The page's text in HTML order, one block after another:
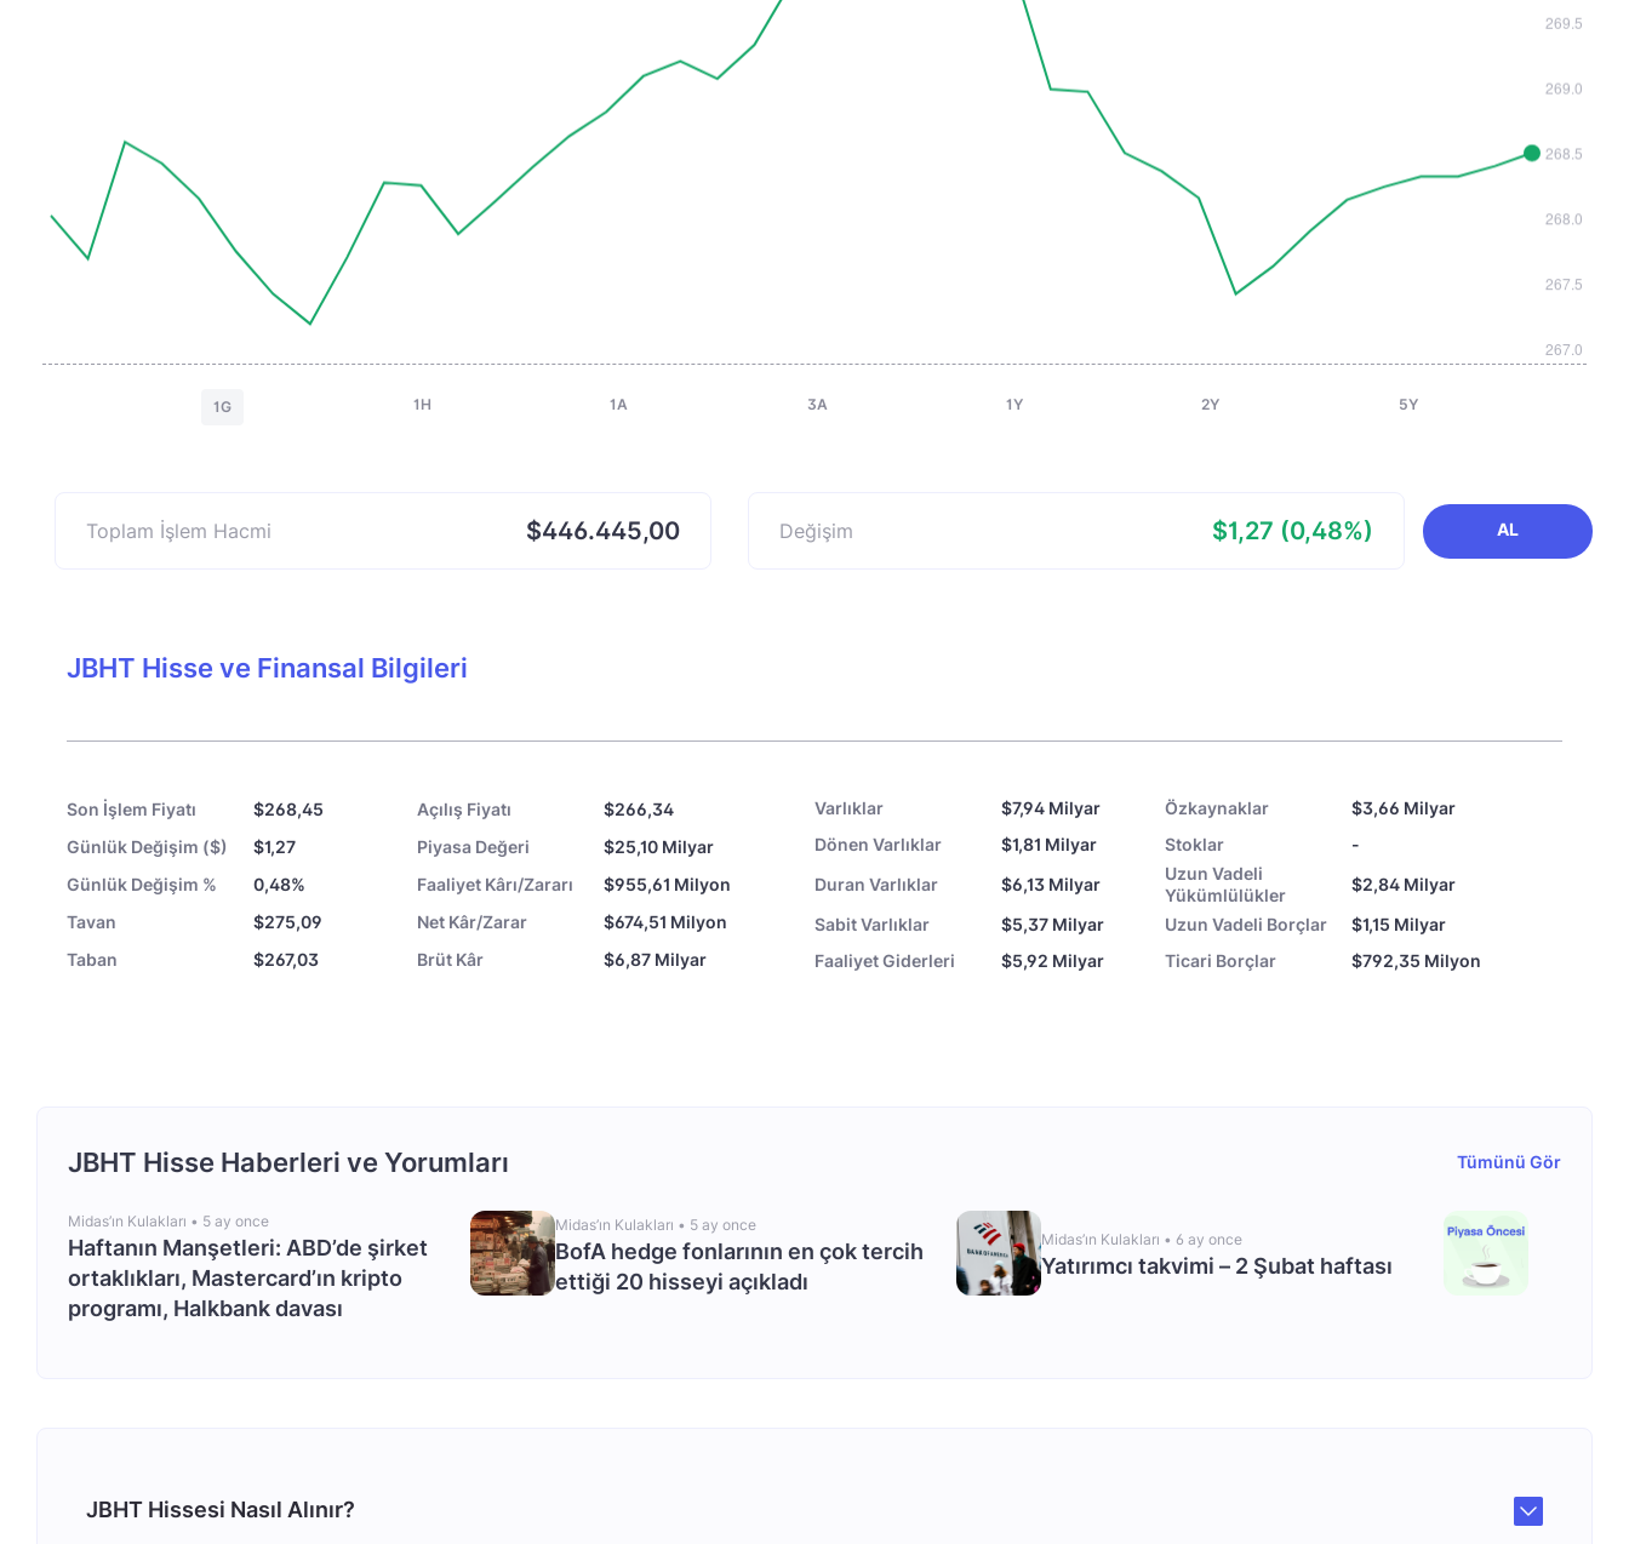
1G 1H 1A 3A 1Y 2Y 5Y
Toplam İşlem Hacmi $446.445,00 Değişim $1,27 (0,48%) AL
JBHT Hisse ve Finansal Bilgileri
Son İşlem Fiyatı $268,45 Açılış Fiyatı
$266,34
Günlük Değişim ($)
$1,27 Piyasa Değeri
$25,10 Milyar
Günlük Değişim %
0,48% Faaliyet Kârı/Zararı
$955,61 Milyon
Tavan
$275,09 Net Kâr/Zarar
$674,51 Milyon
Taban
$267,03 Brüt Kâr $6,87 Milyar
Varlıklar $7,94 Milyar Özkaynaklar
$3,66 Milyar
Dönen Varlıklar
$1,81 Milyar Stoklar
-
Duran Varlıklar
$6,13 Milyar
Uzun Vadeli
Yükümlülükler
$2,84 Milyar
Sabit Varlıklar
$5,37 Milyar Uzun Vadeli Borçlar
$1,15 Milyar
Faaliyet Giderleri
$5,92 Milyar Ticari Borçlar $792,35 Milyon
JBHT Hisse Haberleri ve Yorumları Tümünü Gör
Midas’ın Kulakları • 5 ay once
Haftanın Manşetleri: ABD’de şirket
ortaklıkları, Mastercard’ın kripto
programı, Halkbank davası
Midas’ın Kulakları • 5 ay once
BofA hedge fonlarının en çok tercih
ettiği 20 hisseyi açıkladı
Midas’ın Kulakları •6 ay once
Yatırımcı takvimi – 2 Şubat haftası
JBHT Hissesi Nasıl Alınır?